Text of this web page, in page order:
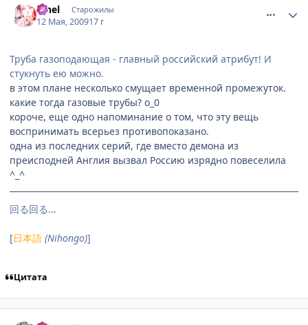
Iahel Старожилы
12 Мая, 200917 г
Труба газоподающая - главный российский атрибут! И
стукнуть ею можно.
в этом плане несколько смущает временной промежуток.
какие тогда газовые трубы? о_0
короче, еще одно напоминание о том, что эту вещь
воспринимать всерьез противопоказано.
одна из последних серий, где вместо демона из
преисподней Англия вызвал Россию изрядно повеселила
^_^
回る回る...
[日本語 (Nihongo)]
Цитата